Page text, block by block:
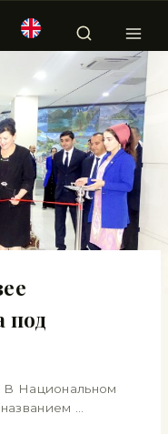
под
В Национальном
…